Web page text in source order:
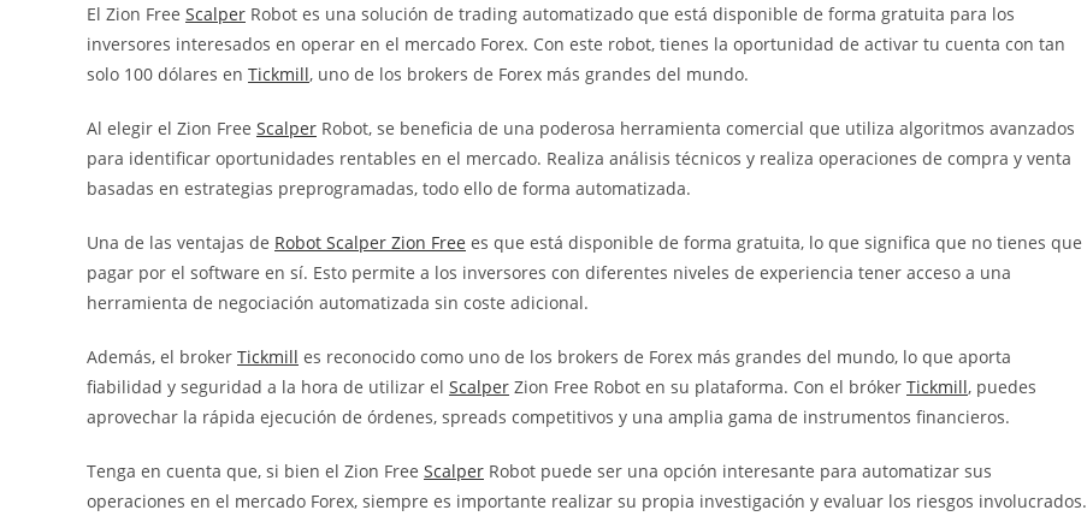
El Zion Free Scalper Robot es una solución de trading automatizado que está disponible de forma gratuita para los
inversores interesados en operar en el mercado Forex. Con este robot, tienes la oportunidad de activar tu cuenta con tan
solo 100 dólares en Tickmill, uno de los brokers de Forex más grandes del mundo.
Al elegir el Zion Free Scalper Robot, se beneficia de una poderosa herramienta comercial que utiliza algoritmos avanzados
para identificar oportunidades rentables en el mercado. Realiza análisis técnicos y realiza operaciones de compra y venta
basadas en estrategias preprogramadas, todo ello de forma automatizada.
Una de las ventajas de Robot Scalper Zion Free es que está disponible de forma gratuita, lo que significa que no tienes que
pagar por el software en sí. Esto permite a los inversores con diferentes niveles de experiencia tener acceso a una
herramienta de negociación automatizada sin coste adicional.
Además, el broker Tickmill es reconocido como uno de los brokers de Forex más grandes del mundo, lo que aporta
fiabilidad y seguridad a la hora de utilizar el Scalper Zion Free Robot en su plataforma. Con el bróker Tickmill, puedes
aprovechar la rápida ejecución de órdenes, spreads competitivos y una amplia gama de instrumentos financieros.
Tenga en cuenta que, si bien el Zion Free Scalper Robot puede ser una opción interesante para automatizar sus
operaciones en el mercado Forex, siempre es importante realizar su propia investigación y evaluar los riesgos involucrados.